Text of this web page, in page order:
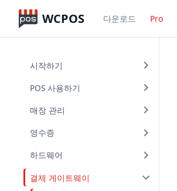
WCPOS 다운로드 Pro
시작하기
POS 사용하기
매장 관리
영수증
하드웨어
결제 게이트웨이